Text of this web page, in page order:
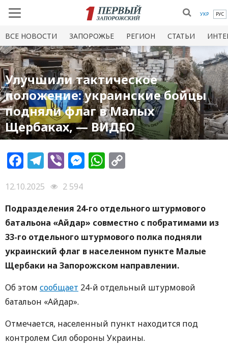
УКР РУС
ВСЕ НОВОСТИ ЗАПОРОЖЬЕ РЕГИОН СТАТЬИ
Улучшили тактическое
положение: украинские бойцы
подняли флаг в Малых
Щербаках, — ВИДЕО
Facebook
Telegram
ViberMessenger
WhatsApp
12.10.2025
2 594
Подразделения 24-го отдельного штурмового
батальона «Айдар» совместно с побратимами из
33-го отдельного штурмового полка подняли
украинский флаг в населенном пункте Малые
Щербаки на Запорожском направлении.
Об этом сообщает 24-й отдельный штурмовой
батальон «Айдар».
Отмечается, населенный пункт находится под
контролем Сил обороны Украины.